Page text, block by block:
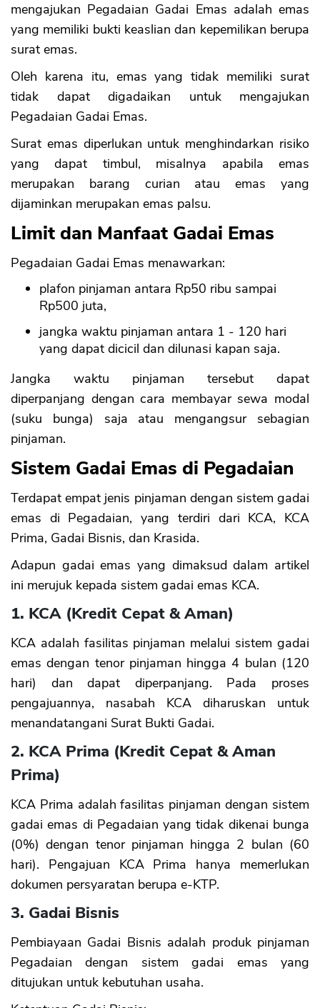
mengajukan Pegadaian Gadai Emas adalah emas
yang memiliki bukti keaslian dan kepemilikan berupa
surat emas.
Oleh karena itu, emas yang tidak memiliki surat
tidak dapat digadaikan untuk mengajukan
Pegadaian Gadai Emas.
Surat emas diperlukan untuk menghindarkan risiko
yang dapat timbul, misalnya apabila emas
merupakan barang curian atau emas yang
dijaminkan merupakan emas palsu.
Limit dan Manfaat Gadai Emas
Pegadaian Gadai Emas menawarkan:
plafon pinjaman antara Rp50 ribu sampai
Rp500 juta,
jangka waktu pinjaman antara 1 - 120 hari
yang dapat dicicil dan dilunasi kapan saja.
Jangka waktu pinjaman tersebut dapat
diperpanjang dengan cara membayar sewa modal
(suku bunga) saja atau mengangsur sebagian
pinjaman.
Sistem Gadai Emas di Pegadaian
Terdapat empat jenis pinjaman dengan sistem gadai
emas di Pegadaian, yang terdiri dari KCA, KCA
Prima, Gadai Bisnis, dan Krasida.
Adapun gadai emas yang dimaksud dalam artikel
ini merujuk kepada sistem gadai emas KCA.
1. KCA (Kredit Cepat & Aman)
KCA adalah fasilitas pinjaman melalui sistem gadai
emas dengan tenor pinjaman hingga 4 bulan (120
hari) dan dapat diperpanjang. Pada proses
pengajuannya, nasabah KCA diharuskan untuk
menandatangani Surat Bukti Gadai.
2. KCA Prima (Kredit Cepat & Aman
Prima)
KCA Prima adalah fasilitas pinjaman dengan sistem
gadai emas di Pegadaian yang tidak dikenai bunga
(0%) dengan tenor pinjaman hingga 2 bulan (60
hari). Pengajuan KCA Prima hanya memerlukan
dokumen persyaratan berupa e-KTP.
3. Gadai Bisnis
Pembiayaan Gadai Bisnis adalah produk pinjaman
Pegadaian dengan sistem gadai emas yang
ditujukan untuk kebutuhan usaha.